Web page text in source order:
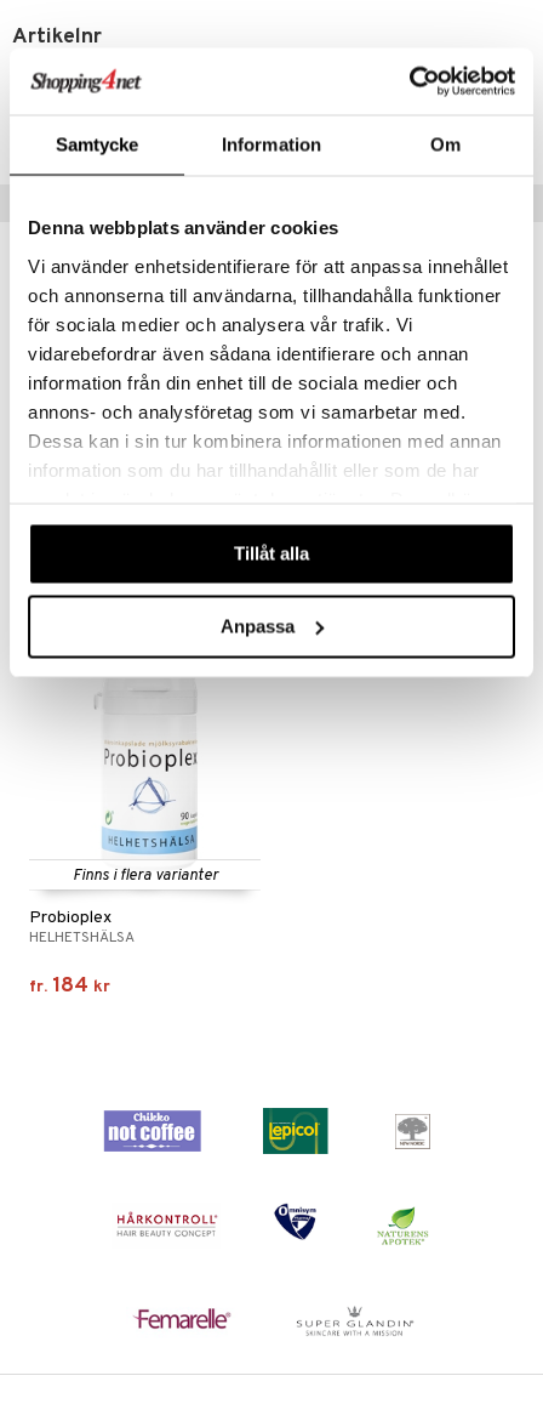
Samtycke Information Om
Denna webbplats använder cookies
Vi använder enhetsidentifierare för att anpassa innehållet
och annonserna till användarna, tillhandahålla funktioner
för sociala medier och analysera vår trafik. Vi
vidarebefordrar även sådana identifierare och annan
information från din enhet till de sociala medier och
annons- och analysföretag som vi samarbetar med.
Dessa kan i sin tur kombinera informationen med annan
information som du har tillhandahållit eller som de har
våra cookies vid fortsatt användande av vår webbplats.
Tillåt alla
Anpassa
Artikelnr
HK00C-HH-60
Finns i flera varianter
HELHETSHÄLSA
fr.150 kr
HELHETSHÄLSA
232 kr
Finns i flera varianter
Probioplex
HELHETSHÄLSA
fr. 184 kr